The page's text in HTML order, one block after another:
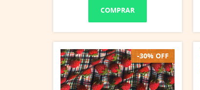
COMPRAR
-30% OFF